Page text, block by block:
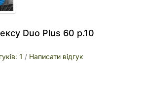
Duo Plus 60 р.10
1 / Написати відгук